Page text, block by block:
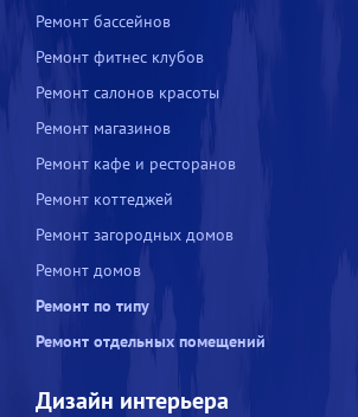
Ремонт бассейнов
Ремонт фитнес клубов
Ремонт салонов красоты
Ремонт магазинов
Ремонт кафе и ресторанов
Ремонт коттеджей
Ремонт загородных домов
Ремонт домов
Ремонт по типу
Ремонт отдельных помещений
Дизайн интерьера